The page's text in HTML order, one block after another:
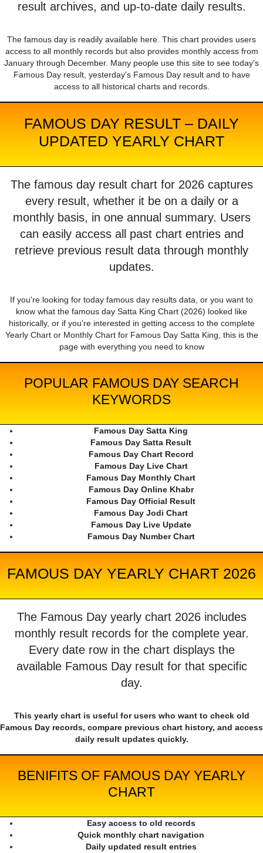
result archives, and up-to-date daily results.
The famous day is readily available here. This chart provides users
access to all monthly records but also provides monthly access from
January through December. Many people use this site to see today's
Famous Day result, yesterday's Famous Day result and to have
access to all historical charts and records.
FAMOUS DAY RESULT – DAILY
UPDATED YEARLY CHART
The famous day result chart for 2026 captures
every result, whether it be on a daily or a
monthly basis, in one annual summary. Users
can easily access all past chart entries and
retrieve previous result data through monthly
updates.
If you're looking for today famous day results data, or you want to
know what the famous day Satta King Chart (2026) looked like
historically, or if you're interested in getting access to the complete
Yearly Chart or Monthly Chart for Famous Day Satta King, this is the
page with everything you need to know
POPULAR FAMOUS DAY SEARCH
KEYWORDS
Famous Day Satta King
Famous Day Satta Result
Famous Day Chart Record
Famous Day Live Chart
Famous Day Monthly Chart
Famous Day Online Khabr
Famous Day Official Result
Famous Day Jodi Chart
Famous Day Live Update
Famous Day Number Chart
FAMOUS DAY YEARLY CHART 2026
The Famous Day yearly chart 2026 includes
monthly result records for the complete year.
Every date row in the chart displays the
available Famous Day result for that specific
day.
This yearly chart is useful for users who want to check old
Famous Day records, compare previous chart history, and access
daily result updates quickly.
BENIFITS OF FAMOUS DAY YEARLY
CHART
Easy access to old records
Quick monthly chart navigation
Daily updated result entries